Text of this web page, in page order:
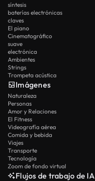
síntesis
baterías electrónicas
claves
El piano
Cinematográfico
suave
electrónica
Ambientes
Strings
Trompeta acústica
Imágenes
Naturaleza
Personas
Amor y Relaciones
El Fitness
Videografía aérea
Comida y bebida
Viajes
Transporte
Tecnología
Zoom de fondo virtual
Flujos de trabajo de IA